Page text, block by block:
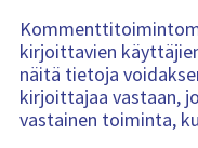
kirjoittavien
näitä tietoja
kirjoittajaa vastaan,
vastainen toiminta,